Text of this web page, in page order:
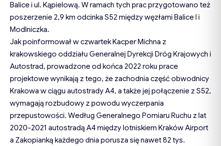
Balice i ul. Kąpielową. W ramach tych prac przygotowano też
poszerzenie 2,9 km odcinka S52 między węzłami Balice I i
Modlniczka.
Jakpoinformowałw czwartek Kacper Michna z
krakowskiego oddziału Generalnej Dyrekcji Dróg Krajowych i
Autostrad, prowadzone od końca 2022 roku prace
projektowe wynikają z tego, że zachodnia część obwodnicy
Krakowa w ciągu autostrady A4, a także jej połączenie z S52,
wymagają rozbudowy z powodu wyczerpania
przepustowości. Według Generalnego Pomiaru Ruchu z lat
2020-2021 autostradą A4 między lotniskiem Kraków Airport
a Zakopianką każdego dnia porusza się nawet 82 tys.